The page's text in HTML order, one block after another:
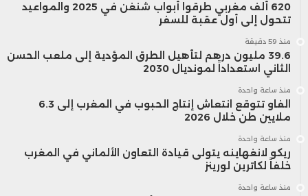
يعيشون لفترات أطول، ما يؤخر وصول
أموالهم إلى الأبناء.
وفي العقود الماضية، كان الميراث غالبًا يصل
إلى الورثة خلال الثلاثينيات أو الأربعينيات من
العمر، وهي مرحلة ترتفع فيها الحاجة إلى رأس
المال لشراء منزل، أو إطلاق مشروع، أو
620 ألف مغربي طرقوا أبواب شنغن في 2025 والمواعيد
تتحول إلى أول عقبة للسفر
منذ 59 دقيقة
39.6 مليون درهم لتأهيل الطرق المؤدية إلى ملعب الحسن
الثاني استعداداً لمونديال 2030
منذ ساعة واحدة
الفاو تتوقع انتعاش إنتاج الحبوب في المغرب إلى 6.3
ملايين طن خلال 2026
منذ ساعة واحدة
ريكو لانغهاينه يتولى قيادة التعاون الألماني في المغرب
خلفاً لكاترين لورينز
منذ ساعة واحدة